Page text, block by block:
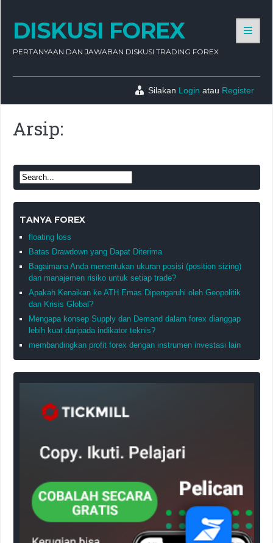
DISKUSI FOREX
PERTANYAAN DAN JAWABAN DISKUSI TRADING FOREX
Silakan Login atau Register
Arsip:
TANYA FOREX
floating loss
Batas Drawdown yang Dapat Diterima
Bagaimana Anda menentukan ukuran posisi (position sizing)
dan manajemen risiko untuk setiap trade?
Apakah Kenaikan ke ATH Emas Dipengaruhi oleh Geopolitik
dan Krisis Global?
Mengapa konsep Supply dan Demand dalam forex dianggap
lebih kuat daripada indikator teknis?
membandingkan profit forex dengan instrumen investasi lain